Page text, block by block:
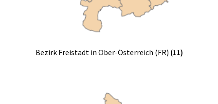
Bezirk Freistadt in Ober-Österreich (FR) (11)